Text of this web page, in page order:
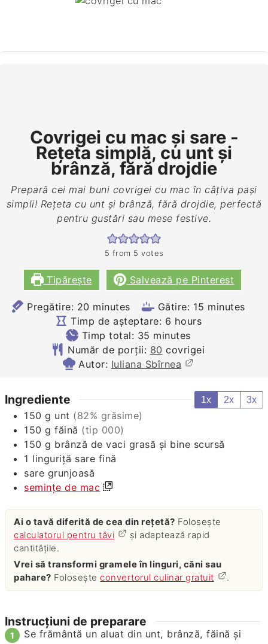
Covrigei cu mac și sare -
Rețeta simplă, cu unt și
brânză, fără drojdie
Prepară cei mai buni covrigei cu mac în câțiva pași
simpli! Rețeta cu unt și brânză, fără drojdie, perfectă
pentru gustări sau mese festive.
5 from 5 votes
Tipărește Salvează pe Pinterest
Pregătire: 20minutes
minutes Gătire: 15 minutes
minutes
Timp de așteptare: 6 hours
hours
Timp total: 35 minutes
minutes
Număr de porții: 80 covrigei
Autor: Iuliana Sbîrnea
Ingrediente 1x 2x 3x
150 g unt (82% grăsime)
150g făină (tip 000)
150g brânză de vaci grasă și bine scursă
1 linguriță sare fină
sare grunjoasă
semințe de mac
Ai o tavă diferită de cea din rețetă? Folosește
calculatorul pentru tăvi
și adaptează rapid
cantitățile.
Vrei să transformi gramele în linguri, căni sau
pahare? Foloseșteconvertorul culinar gratuit .
Instrucțiuni de preparare
Se frământă un aluat din unt, brânză, făină şi